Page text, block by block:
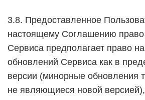
3.8. Предоставленное
настоящему Соглашению право
Сервиса предполагает право
обновлений Сервиса как в
версии (минорные обновления
не являющиеся новой